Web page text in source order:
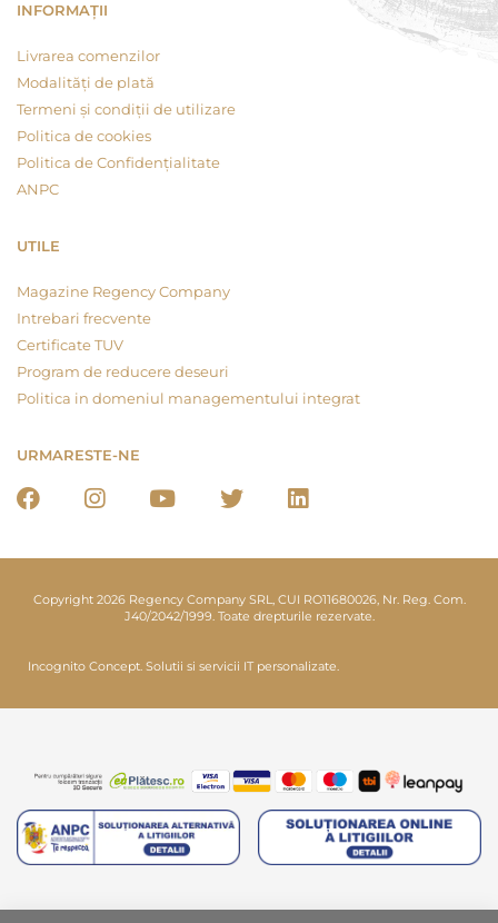
INFORMAȚII
Livrarea comenzilor
Modalități de plată
Termeni și condiții de utilizare
Politica de cookies
Politica de Confidențialitate
ANPC
UTILE
Magazine Regency Company
Intrebari frecvente
Certificate TUV
Program de reducere deseuri
Politica in domeniul managementului integrat
URMARESTE-NE
Copyright 2026 Regency Company SRL, CUI RO11680026, Nr. Reg. Com.
J40/2042/1999. Toate drepturile rezervate.
Incognito Concept. Solutii si servicii IT personalizate.